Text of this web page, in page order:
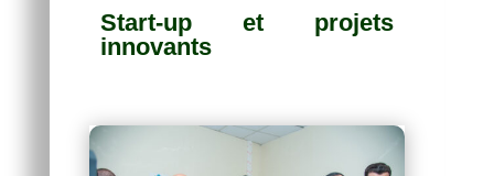
Start-up et projets
innovants